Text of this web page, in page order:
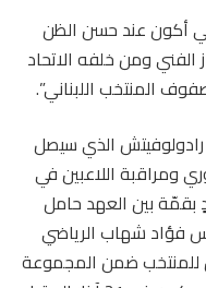
أكون عند حسن الظن
الفني ومن خلفه الاتحاد
الذي سيصل
ومراقبة اللاعبين في
بقمّة بين العهد حامل
فؤاد شهاب الرياضي
للمنتخب ضمن المجموعة